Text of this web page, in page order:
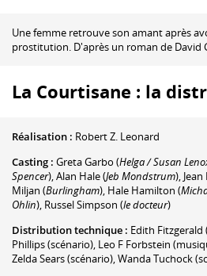
Une femme retrouve son amant après
prostitution. D'après un roman de David
La Courtisane : la
Réalisation : Robert Z. Leonard
Casting : Greta Garbo (Helga / Susan
Spencer),Alan Hale(Jeb Mondstrum),
Miljan (Burlingham), Hale Hamilton (
Ohlin), Russel Simpson (le docteur)
Distribution technique : Edith Fitzgerald
Phillips(scénario), Leo F Forbstein
Zelda Sears(scénario),Wanda Tuchock